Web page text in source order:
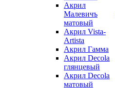
Акрил
Малевичъ
матовый
Акрил Vista-
Artista
Акрил Гамма
Акрил Decola
глянцевый
Акрил Decola
матовый